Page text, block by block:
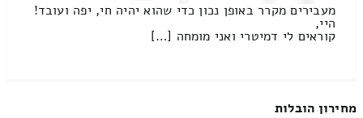
מעבירים מקרר באופן נכון כדי שהוא יהיה חי, יפה ועובד!
היי,
קוראים לי דמיטרי ואני מומחה […]
מחירון הובלות